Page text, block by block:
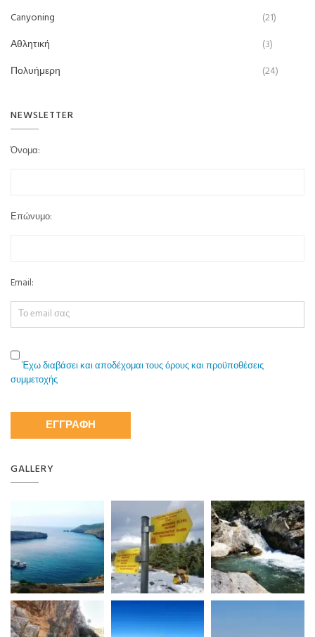
Canyoning
(21)
Αθλητική
(3)
Πολυήμερη
(24)
NEWSLETTER
Όνομα:
Επώνυμο:
Email:
Έχω διαβάσει και αποδέχομαι τους όρους και προϋποθέσεις
συμμετοχής
GALLERY